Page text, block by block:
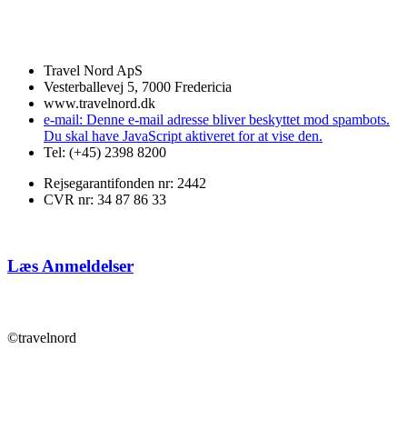
Travel Nord ApS
Vesterballevej 5, 7000 Fredericia
www.travelnord.dk
e-mail: Denne e-mail adresse bliver beskyttet mod spambots.
Du skal have JavaScript aktiveret for at vise den.
Tel: (+45) 2398 8200
Rejsegarantifonden nr: 2442
CVR nr: 34 87 86 33
Læs Anmeldelser
©travelnord